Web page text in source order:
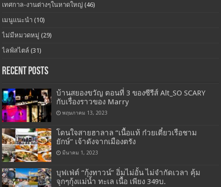
เทศกาล-งานต่างๆในหาดใหญ่ (46)
เมนูแนะนำ (10)
ไม่มีหมวดหมู่ (29)
ไลฟ์สไตล์ (31)
Recent Posts
บ้านสยองขวัญ ตอนที่ 3 ของซีรีส์ Alt_SO SCARY
กับเรื่องราวของ Marry
พฤษภาคม 13, 2023
โดนใจสายฮาลาล “เนื้อแท้ ก๋วยเตี๋ยวเรือชาม
ยักษ์” เจ้าดังจากเมืองตรัง
มีนาคม 1, 2023
บุฟเฟ่ต์ “กุ้งทาวน์” อิ่มไม่อั้น ไม่จำกัดเวลา คุ้ม
จุกๆกุ้งแม่น้ำ ทะเล เนื้อ เพียง 349บ.